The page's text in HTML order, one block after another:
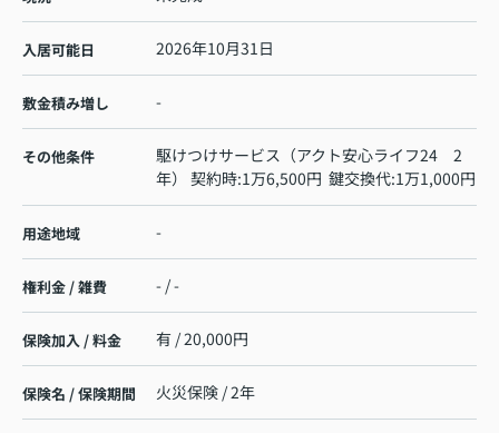
入居可能日 2026年10月31日
敷金積み増し -
その他条件
駆けつけサービス（アクト安心ライフ24 2
年） 契約時:1万6,500円 鍵交換代:1万1,000円
用途地域 -
権利金 / 雑費 - / -
保険加入 / 料金 有 / 20,000円
保険名 / 保険期間 火災保険 / 2年